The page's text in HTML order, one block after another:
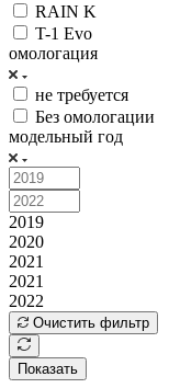
RAIN K
T-1 Evo
омологация
не требуется
Без омологации
модельный год
2019
2020
2021
2021
2022
Очистить фильтр
Показать